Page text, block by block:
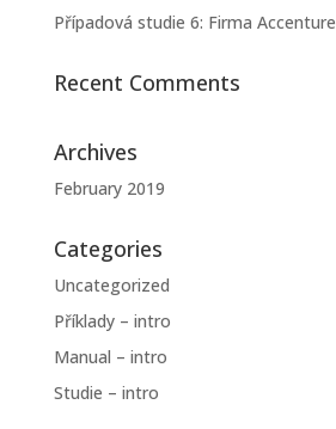
Případová studie 6: Firma Accenture
Recent Comments
Archives
February 2019
Categories
Uncategorized
Příklady – intro
Manual – intro
Studie – intro